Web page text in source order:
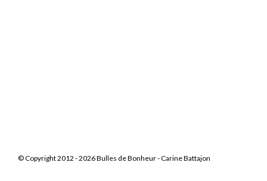
© Copyright 2012 - 2026 Bulles de Bonheur -Carine Battajon